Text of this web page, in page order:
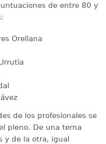
de entre 80 y
Orellana
de los profesionales se
pleno. De una terna
y de la otra, igual